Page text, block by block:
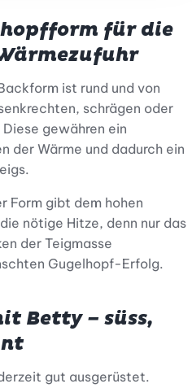
für die
ist rund und von
schrägen oder
gewähren ein
der Wärme und dadurch ein
Form gibt dem hohen
nötige Hitze, denn nur das
der Teigmasse
Gugelhopf-Erfolg.
Betty – süss,
gut ausgerüstet.